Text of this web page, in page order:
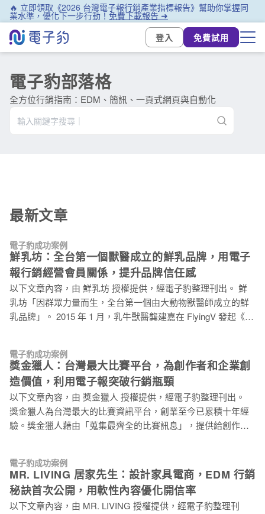
🔥 立即領取《2026 台灣電子報行銷產業指標報告》幫助你掌握同
業水準，優化下一步行動！免費下載報告 ➜
登入
免費試用
電子豹部落格
全方位行銷指南：EDM、簡訊、一頁式網頁與自動化
最新文章
電子豹成功案例
鮮乳坊：全台第一個獸醫成立的鮮乳品牌，用電子
報行銷經營會員關係，提升品牌信任感
以下文章內容，由 鮮乳坊 授權提供，經電子豹整理刊出。 鮮
乳坊「因群眾力量而生，全台第一個由大動物獸醫師成立的鮮
乳品牌」。 2015 年 1 月，乳牛獸醫龔建嘉在 FlyingV 發起《白
量的支持，鮮乳坊誕生，開始了這一切革命的實踐！ 秉持追求
更好的精神，鮮乳坊（慕渴股份有限公司）希望能以專業帶動
產業升級。耗時三年，鮮乳坊與酪農透過基因育種到單一乳源
的生產管理，推出了屬於台灣自己的「A2β 酪蛋白鮮乳」，並
於 2020 年 4 月在群眾募資平台，嘖嘖發起《台灣第一瓶 A2β
酪蛋白鮮乳》專案，不到一天的時間就突破了 120 萬元的集資
資紀錄，與酪農、群眾共同打造珍貴、稀有，屬於台灣的的一
瓶 A2β 酪蛋白鮮乳。 同時，於 2020年 底，鮮乳坊通過了國際
B 型企業認證。鮮乳坊不只希望改變原有酪農產業的困難，更
希望能夠創造一家「以人為本」的企業，無論是產
電子豹成功案例
獎金獵人：台灣最大比賽平台，為創作者和企業創
造價值，利用電子報突破行銷瓶頸
以下文章內容，由 獎金獵人 授權提供，經電子豹整理刊出。
獎金獵人為台灣最大的比賽資訊平台，創業至今已累積十年經
驗。獎金獵人藉由「蒐集最齊全的比賽訊息」，提供給創作
同領域的年輕人一起在這個巨型社群中徜徉。 獎金獵人提供專
案一條龍活動統包、活動模組快速架站功能、客製化模組調整
方案、簡易網頁廣宣、站內各種廣告版位廣宣、校園推廣（線
上、線下）、Google 聯播網、EDM 電子報訊推廣、社群經營
電子豹成功案例
MR. LIVING 居家先生：設計家具電商，EDM 行銷
秘訣首次公開，用軟性內容優化開信率
以下文章內容，由 MR. LIVING 授權提供，經電子豹整理刊